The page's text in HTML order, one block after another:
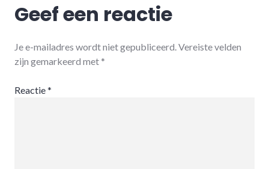
Geef een reactie
Je e-mailadres wordt niet gepubliceerd.Vereiste velden
zijn gemarkeerd met *
Reactie*